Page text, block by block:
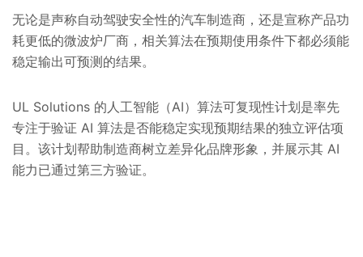
无论是声称自动驾驶安全性的汽车制造商，还是宣称产品功
耗更低的微波炉厂商，相关算法在预期使用条件下都必须能
稳定输出可预测的结果。
UL Solutions 的人工智能（AI）算法可复现性计划是率先
专注于验证 AI 算法是否能稳定实现预期结果的独立评估项
目。该计划帮助制造商树立差异化品牌形象，并展示其 AI
能力已通过第三方验证。